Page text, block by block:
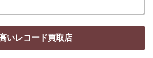
いレコード買取店